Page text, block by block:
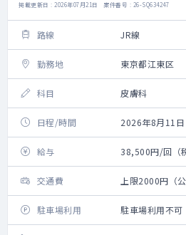
掲載更新日 : 2026年07月21日 案件番号 : 26-SQ634247
路線 JR線
勤務地 東京都江東区
科目 皮膚科
日程/時間 2026年8月11
給与 38,500円/回（
交通費 上限2000円（
駐車場利用 駐車場利用不可